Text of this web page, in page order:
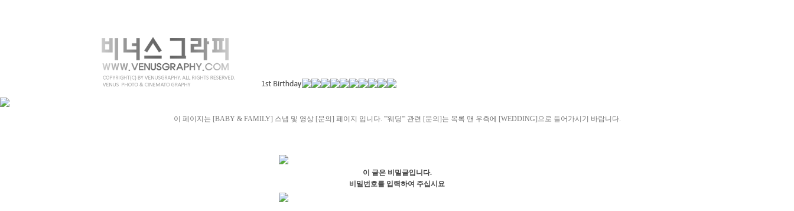
이 페이지는 [BABY & FAMILY] 스냅 및 영상 [문의] 페이지 입니다. '''웨딩''' 관련 [문의]는 목록 맨 우측에 [WEDDING]으로 들어가시기 바랍니다.
이 글은 비밀글입니다.
비밀번호를 입력하여 주십시요